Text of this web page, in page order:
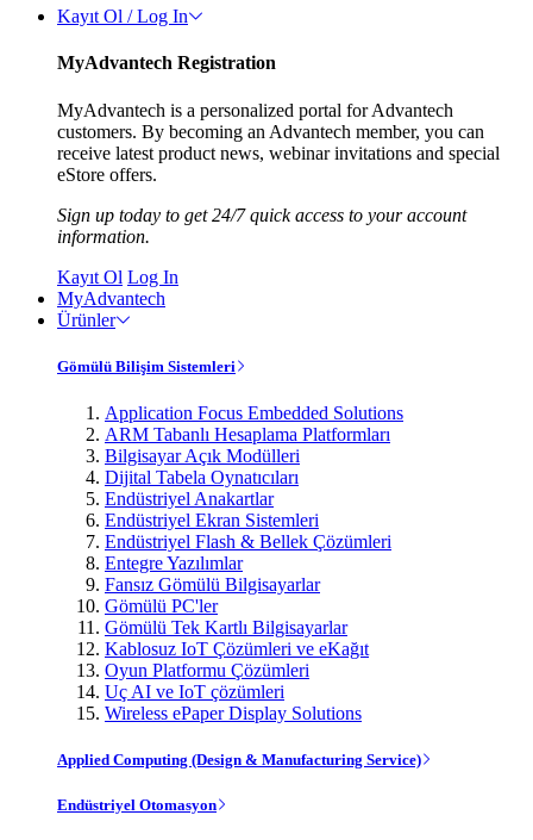
Kayıt Ol / Log In
MyAdvantech Registration
MyAdvantech is a personalized portal for Advantech
customers. By becoming an Advantech member, you can
receive latest product news, webinar invitations and special
eStore offers.
Sign up today to get 24/7 quick access to your account
information.
Kayıt Ol Log In
MyAdvantech
Ürünler
Gömülü Bilişim Sistemleri
Application Focus Embedded Solutions
ARM Tabanlı Hesaplama Platformları
Bilgisayar Açık Modülleri
Dijital Tabela Oynatıcıları
Endüstriyel Anakartlar
Endüstriyel Ekran Sistemleri
Endüstriyel Flash & Bellek Çözümleri
Entegre Yazılımlar
Fansız Gömülü Bilgisayarlar
Gömülü PC'ler
Gömülü Tek Kartlı Bilgisayarlar
Kablosuz IoT Çözümleri ve eKağıt
Oyun Platformu Çözümleri
Uç AI ve IoT çözümleri
Wireless ePaper Display Solutions
Applied Computing (Design & Manufacturing Service)
Endüstriyel Otomasyon